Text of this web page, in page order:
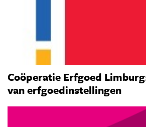
Coöperatie Erfgoed
van erfgoedinstellingen